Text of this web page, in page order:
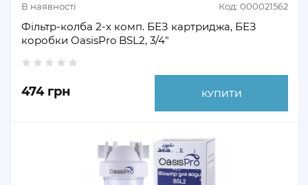
В наявності Код: 000021562
Фільтр-колба 2-х комп. БЕЗ картриджа, БЕЗ
коробки OasisPro BSL2, 3/4″
474 грн КУПИТИ